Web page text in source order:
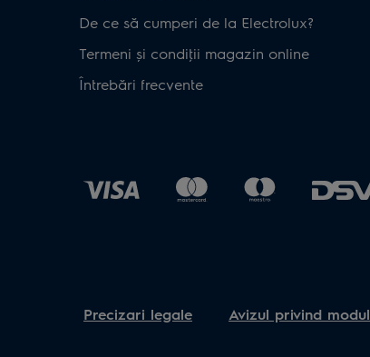
De ce să cumperi de la Electrolux?
Termeni și condiţii magazin online
Întrebări frecvente
Precizari legale Avizul privind